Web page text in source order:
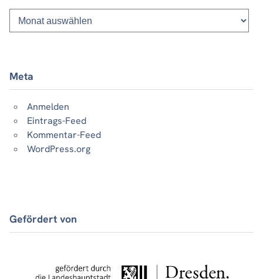
Monatsliste
vergangener
Beiträge
Meta
Anmelden
Eintrags-Feed
Kommentar-Feed
WordPress.org
Gefördert von